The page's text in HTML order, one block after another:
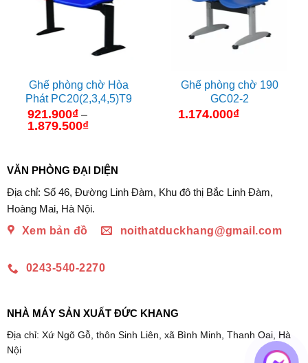
Ghế phòng chờ Hòa
Phát PC20(2,3,4,5)T9
921.900₫ –
1.879.500₫Khoảng
đến
1.879.500₫
Ghế phòng chờ 190
GC02-2
1.174.000₫
VĂN PHÒNG ĐẠI DIỆN
Địa chỉ: Số 46, Đường Linh Đàm, Khu đô thị Bắc Linh Đàm,
Hoàng Mai, Hà Nội.
Xem bản đồ
noithatduckhang@gmail.com
0243-540-2270
NHÀ MÁY SẢN XUẤT ĐỨC KHANG
Địa chỉ: Xứ Ngõ Gỗ, thôn Sinh Liên, xã Bình Minh, Thanh Oai, Hà
Nội